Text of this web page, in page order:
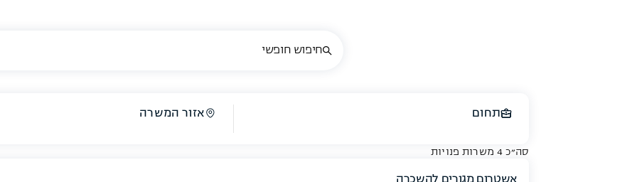
תחום אזור המשרה
סה״כ 4 משרות פנויות
אשטרום מגורים להשכרה